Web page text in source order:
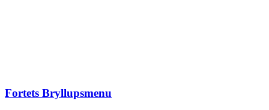
Fortets Bryllupsmenu